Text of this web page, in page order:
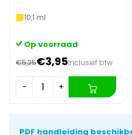
10,1 ml
Op voorraad
€5,25€3,95Inclusief btw
− +
PDF handleiding